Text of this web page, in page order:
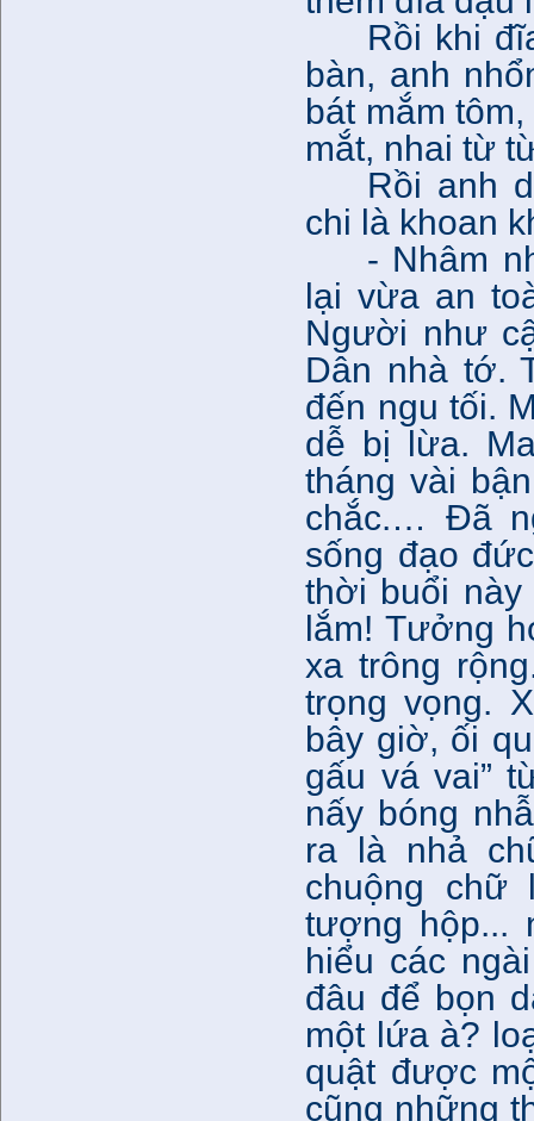
Rồi khi
bàn, anh
bát mắm
mắt, nhai từ
Rồi anh
chi là khoan
- Nhâm
lại vừa an
Người như
Dân nhà tớ.
đến ngu tối.
dễ bị lừa.
tháng vài
chắc.… Đã
sống đạo
thời buổi
lắm! Tưởng
xa trông
trọng vọng.
bây giờ, ối
gấu vá vai”
nấy bóng
ra là nhả
chuộng chữ
tượng hộp...
hiểu các
đâu để bọn
một lứa à?
quật được
cũng những